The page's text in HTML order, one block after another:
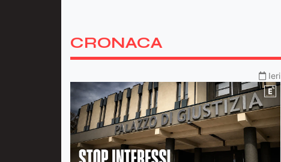
CRONACA
Ieri